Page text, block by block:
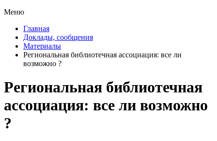
Меню
Главная
Доклады, сообщения
Материалы
Региональная библиотечная ассоциация: все ли
возможно ?
Региональная библиотечная
ассоциация: все ли возможно
?